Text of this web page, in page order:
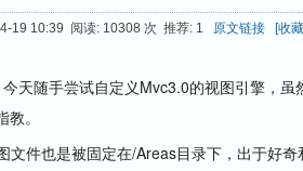
19 10:39 阅读: 10308 次 推荐: 1 原文链接 [收
天随手尝试自定义Mvc3.0的视图引擎，虽
。
件也是被固定在/Areas目录下，出于好奇